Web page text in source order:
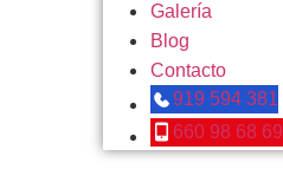
Galería
Blog
Contacto
919 594 381
660 98 68 69